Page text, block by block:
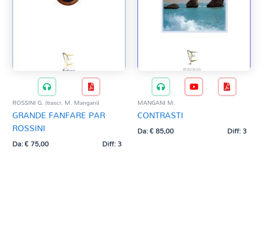
ROSSINI G. (trascr. M. Mangani)
GRANDE FANFARE PAR
ROSSINI
Da:€75,00 Diff: 3
MANGANI M.
CONTRASTI
Da:€85,00 Diff: 3